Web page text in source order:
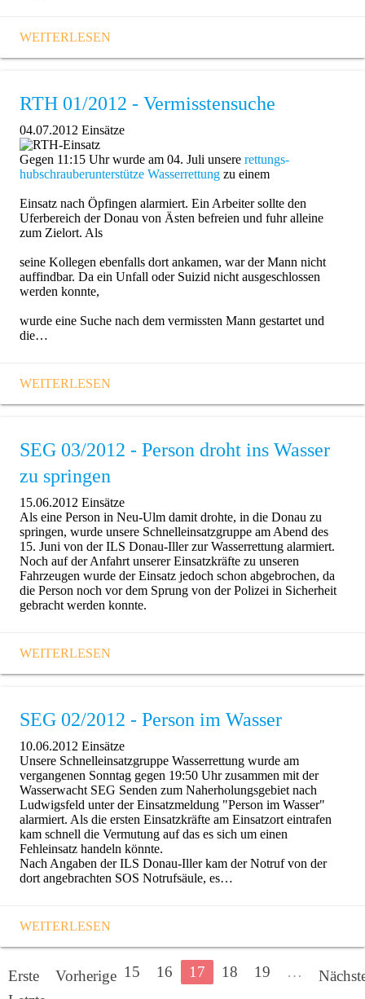
WEITERLESEN
RTH 01/2012 - Vermisstensuche
04.07.2012 Einsätze
Gegen 11:15 Uhr wurde am 04. Juli unsere rettungs­
hubschrauber­unterstütze Wasserrettung zu einem
Einsatz nach Öpfingen alarmiert. Ein Arbeiter sollte den
Uferbereich der Donau von Ästen befreien und fuhr alleine
zum Zielort. Als
seine Kollegen ebenfalls dort ankamen, war der Mann nicht
auffindbar. Da ein Unfall oder Suizid nicht ausgeschlossen
werden konnte,
wurde eine Suche nach dem vermissten Mann gestartet und
die…
WEITERLESEN
SEG 03/2012 - Person droht ins Wasser
zu springen
15.06.2012 Einsätze
Als eine Person in Neu-Ulm damit drohte, in die Donau zu
springen, wurde unsere Schnelleinsatzgruppe am Abend des
15. Juni von der ILS Donau-Iller zur Wasserrettung alarmiert.
Noch auf der Anfahrt unserer Einsatzkräfte zu unseren
Fahrzeugen wurde der Einsatz jedoch schon abgebrochen, da
die Person noch vor dem Sprung von der Polizei in Sicherheit
gebracht werden konnte.
WEITERLESEN
SEG 02/2012 - Person im Wasser
10.06.2012 Einsätze
Unsere Schnelleinsatzgruppe Wasserrettung wurde am
vergangenen Sonntag gegen 19:50 Uhr zusammen mit der
Wasserwacht SEG Senden zum Naherholungsgebiet nach
Ludwigsfeld unter der Einsatzmeldung "Person im Wasser"
alarmiert. Als die ersten Einsatzkräfte am Einsatzort eintrafen
kam schnell die Vermutung auf das es sich um einen
Fehleinsatz handeln könnte.
Nach Angaben der ILS Donau-Iller kam der Notruf von der
dort angebrachten SOS Notrufsäule, es…
WEITERLESEN
Erste Vorherige
… 15 16 17 18 19 …